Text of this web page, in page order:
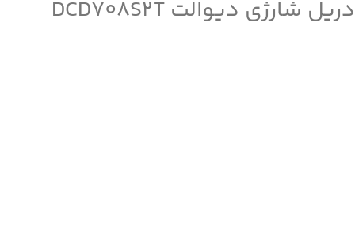
دریل شارژی دیوالت DCD708S2T